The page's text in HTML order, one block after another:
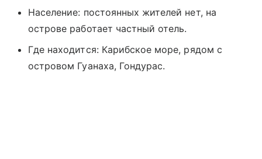
Население: постоянных жителей нет, на
острове работает частный отель.
Где находится: Карибское море, рядом с
островом Гуанаха, Гондурас.